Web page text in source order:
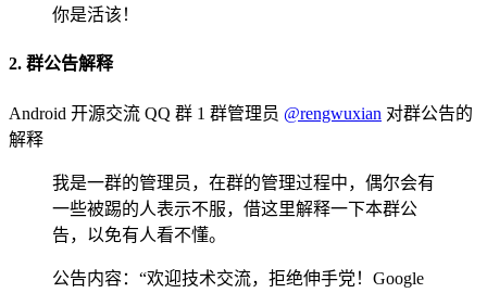
你是活该！
2. 群公告解释
Android 开源交流 QQ 群 1 群管理员 @rengwuxian 对群公告的
解释
我是一群的管理员，在群的管理过程中，偶尔会有
一些被踢的人表示不服，借这里解释一下本群公
告，以免有人看不懂。
公告内容：“欢迎技术交流，拒绝伸手党！Google